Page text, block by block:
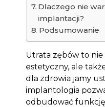
Dlaczego nie
implantacji?
Podsumowanie
Utrata zębów to
estetyczny, ale
dla zdrowia jamy
implantologia
odbudować